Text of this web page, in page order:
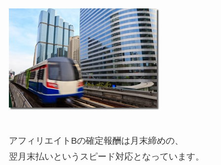
アフィリエイトBの確定報酬は月末締めの、
翌月末払いというスピード対応となっています。